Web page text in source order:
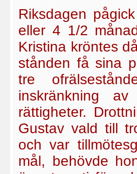
Riksdagen
eller 4 1/2
Kristina kröntes
stånden få sina
tre
inskränkning
rättigheter.
Gustav vald till
och var
mål, behövde